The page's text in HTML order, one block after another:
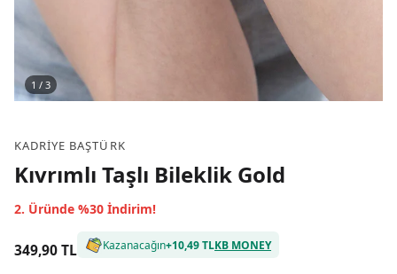
1 / 3
KADRIYE BAŞTÜRK
Kıvrımlı Taşlı Bileklik Gold
2. Üründe %30 İndirim!
349,90 TL Kazanacağın+10,49 TLKB MONEY